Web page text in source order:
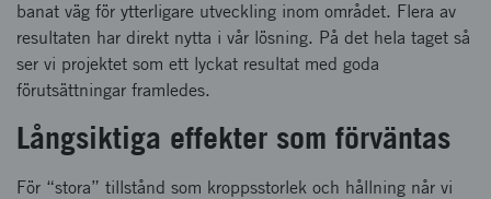
banat väg för ytterligare utveckling inom området. Flera av
resultaten har direkt nytta i vår lösning. På det hela taget så
ser vi projektet som ett lyckat resultat med goda
förutsättningar framledes.
Långsiktiga effekter som förväntas
För “stora” tillstånd som kroppsstorlek och hållning når vi